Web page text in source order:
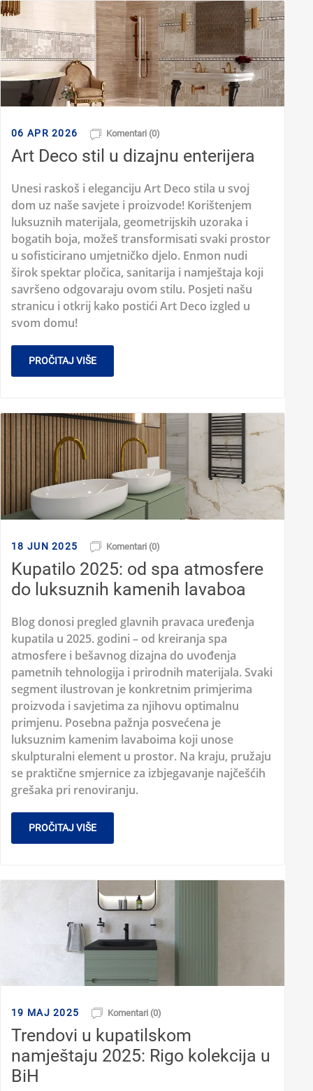
06 APR 2026 Komentari (0)
Art Deco stil u dizajnu enterijera
Unesi raskoš i eleganciju Art Deco stila u svoj
dom uz naše savjete i proizvode! Korištenjem
luksuznih materijala, geometrijskih uzoraka i
bogatih boja, možeš transformisati svaki prostor
u sofisticirano umjetničko djelo. Enmon nudi
širok spektar pločica, sanitarija i namještaja koji
savršeno odgovaraju ovom stilu. Posjeti našu
stranicu i otkrij kako postići Art Deco izgled u
svom domu!
PROČITAJ VIŠE
18 JUN 2025 Komentari (0)
Kupatilo 2025: od spa atmosfere
do luksuznih kamenih lavaboa
Blog donosi pregled glavnih pravaca uređenja
kupatila u 2025. godini – od kreiranja spa
atmosfere i bešavnog dizajna do uvođenja
pametnih tehnologija i prirodnih materijala. Svaki
segment ilustrovan je konkretnim primjerima
proizvoda i savjetima za njihovu optimalnu
primjenu. Posebna pažnja posvećena je
luksuznim kamenim lavaboima koji unose
skulpturalni element u prostor. Na kraju, pružaju
se praktične smjernice za izbjegavanje najčešćih
grešaka pri renoviranju.
PROČITAJ VIŠE
19 MAJ 2025 Komentari (0)
Trendovi u kupatilskom
namještaju 2025: Rigo kolekcija u
BiH